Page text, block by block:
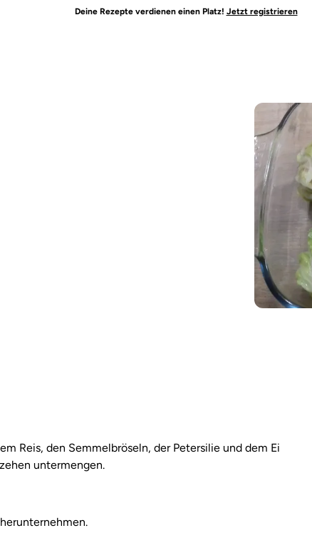
Deine Rezepte verdienen einen Platz! Jetzt registrieren
Reis, den Semmelbröseln, der Petersilie und dem Ei
untermengen.